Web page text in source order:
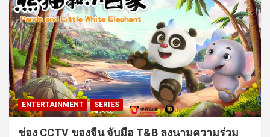
ENTERTAINMENT SERIES
ช่อง CCTV ของจีน จับมือ T&B ลงนามความร่วม